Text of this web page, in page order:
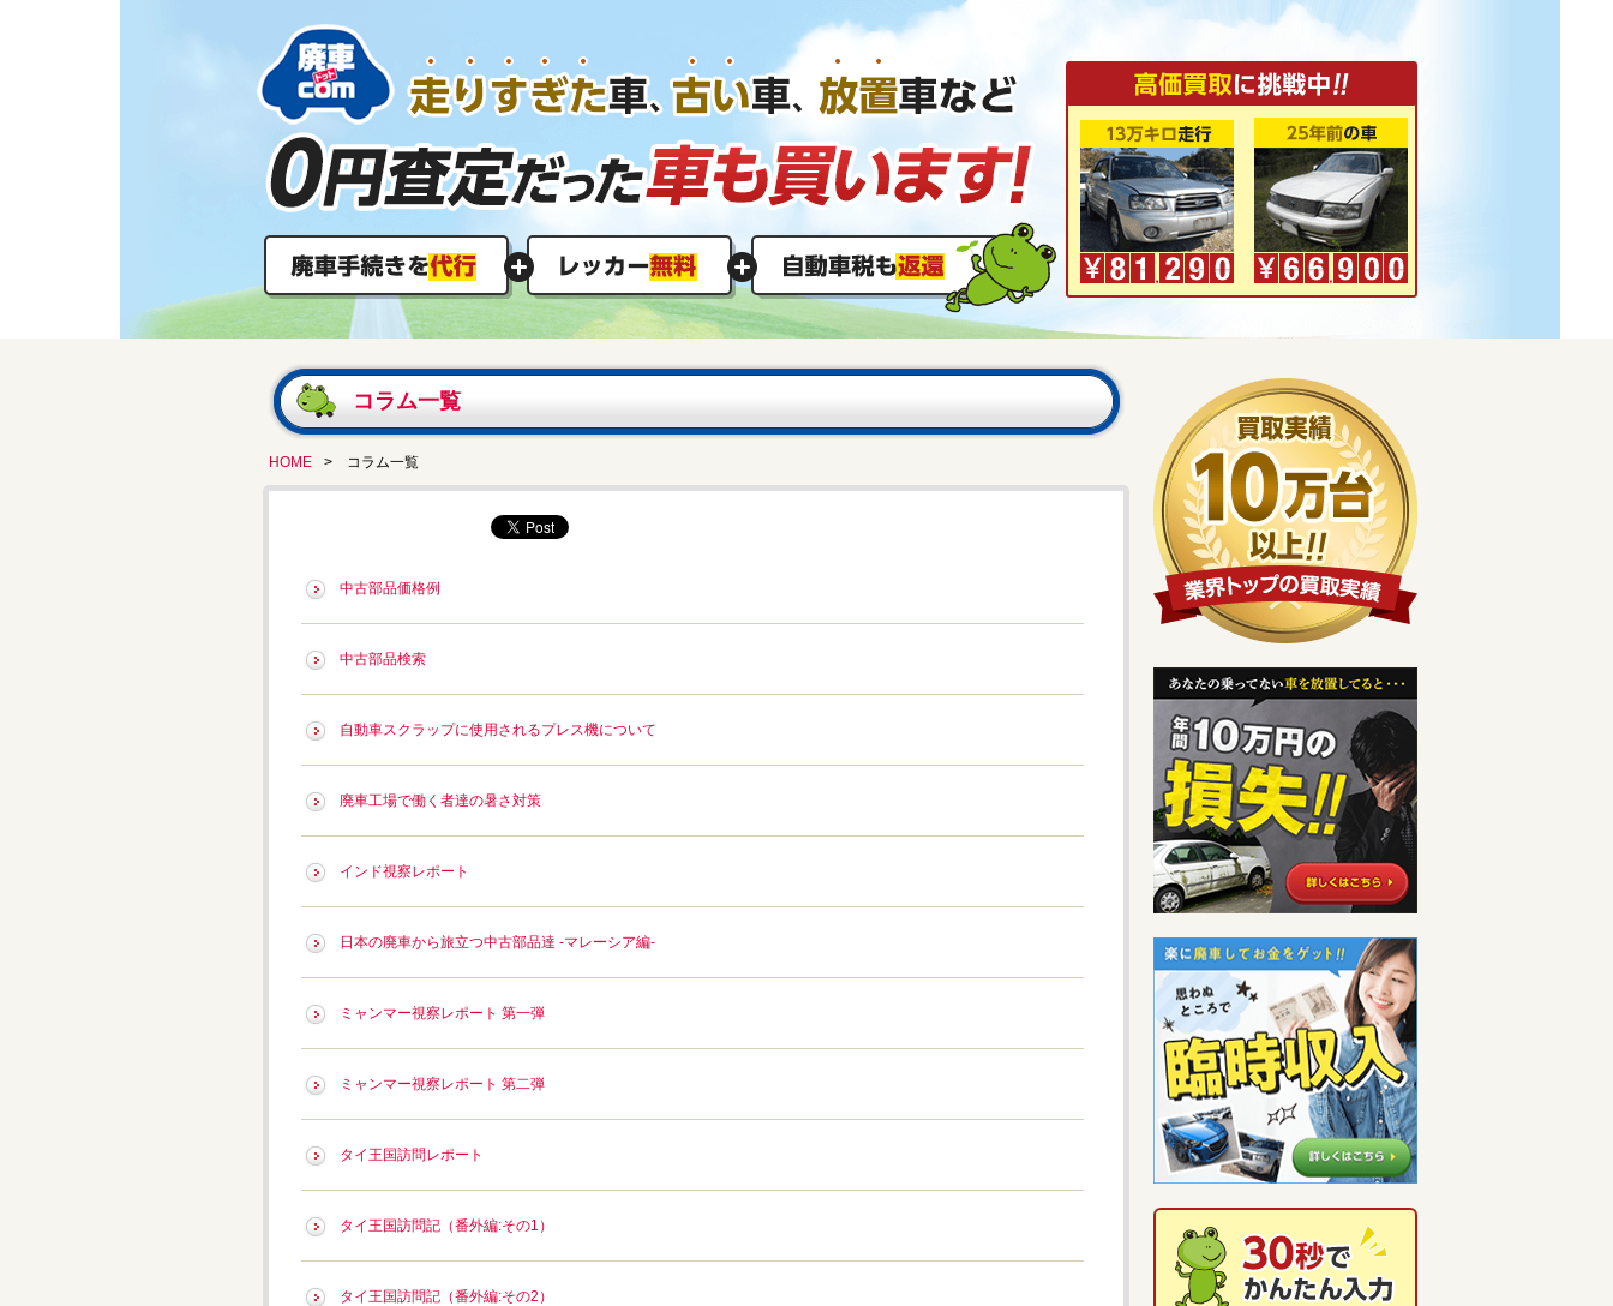
コラム一覧
HOME > コラム一覧
中古部品価格例
中古部品検索
自動車スクラップに使用されるプレス機について
廃車工場で働く者達の暑さ対策
インド視察レポート
日本の廃車から旅立つ中古部品達 -マレーシア編-
ミャンマー視察レポート 第一弾
ミャンマー視察レポート 第二弾
タイ王国訪問レポート
タイ王国訪問記（番外編:その1）
タイ王国訪問記（番外編:その2）